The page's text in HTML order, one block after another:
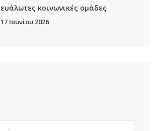
ευάλωτες κοινωνικές ομάδες
17 Ιουνίου 2026